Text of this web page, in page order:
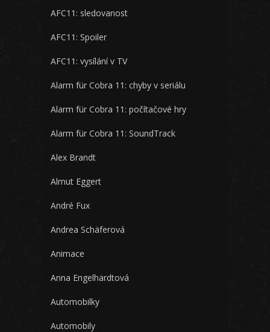
AFC11: sledovanost
AFC11: Spoiler
AFC11: vysílání v TV
Alarm für Cobra 11: chyby v seriálu
Alarm für Cobra 11: počítačové hry
Alarm für Cobra 11: SoundTrack
Alex Brandt
Almut Eggert
André Fux
Andrea Schäferová
Animace
Anna Engelhardtová
Automobilky
Automobily